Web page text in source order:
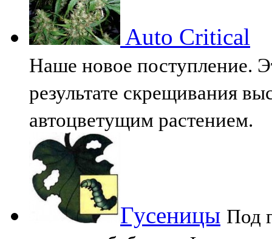
Auto Critical
Наше новое поступление.
результате скрещивания
автоцветущим растением.
Гусеницы Под